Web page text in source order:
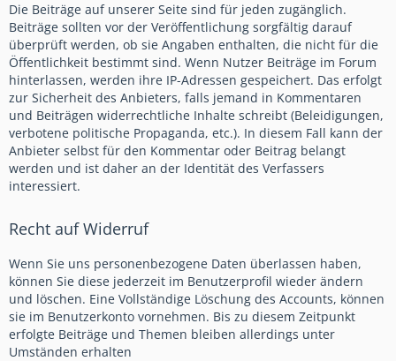
Die Beiträge auf unserer Seite sind für jeden zugänglich.
Beiträge sollten vor der Veröffentlichung sorgfältig darauf
überprüft werden, ob sie Angaben enthalten, die nicht für die
Öffentlichkeit bestimmt sind. Wenn Nutzer Beiträge im Forum
hinterlassen, werden ihre IP-Adressen gespeichert. Das erfolgt
zur Sicherheit des Anbieters, falls jemand in Kommentaren
und Beiträgen widerrechtliche Inhalte schreibt (Beleidigungen,
verbotene politische Propaganda, etc.). In diesem Fall kann der
Anbieter selbst für den Kommentar oder Beitrag belangt
werden und ist daher an der Identität des Verfassers
interessiert.
Recht auf Widerruf
Wenn Sie uns personenbezogene Daten überlassen haben,
können Sie diese jederzeit im Benutzerprofil wieder ändern
und löschen. Eine Vollständige Löschung des Accounts, können
sie im Benutzerkonto vornehmen. Bis zu diesem Zeitpunkt
erfolgte Beiträge und Themen bleiben allerdings unter
Umständen erhalten